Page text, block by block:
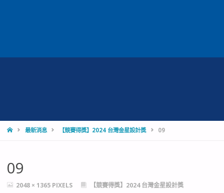
HOME最新消息 【競賽得獎】2024 台灣金星設計獎 09
09
FULL2048 × 1365 PIXELS 【競賽得獎】2024 台灣金星設計獎